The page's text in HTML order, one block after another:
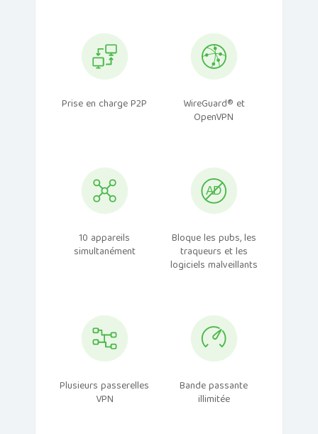
Prise en charge P2P WireGuard® et
OpenVPN
10 appareils
simultanément
Bloque les pubs, les
traqueurs et les
logiciels malveillants
Plusieurs passerelles
VPN
Bande passante
illimitée